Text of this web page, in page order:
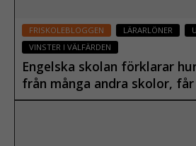
FRISKOLEBLOGGEN LÄRARLÖNER
VINSTER I VÄLFÄRDEN
Engelska skolan förklarar
från många andra skolor,
ekonomi.
04 september 2019